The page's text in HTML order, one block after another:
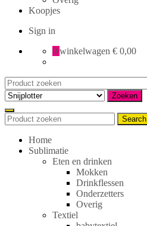
Koopjes
Sign in
0 winkelwagen € 0,00
Search
for:
Zoeken
Search
for:
Search
Home
Sublimatie
Eten en drinken
Mokken
Drinkflessen
Onderzetters
Overig
Textiel